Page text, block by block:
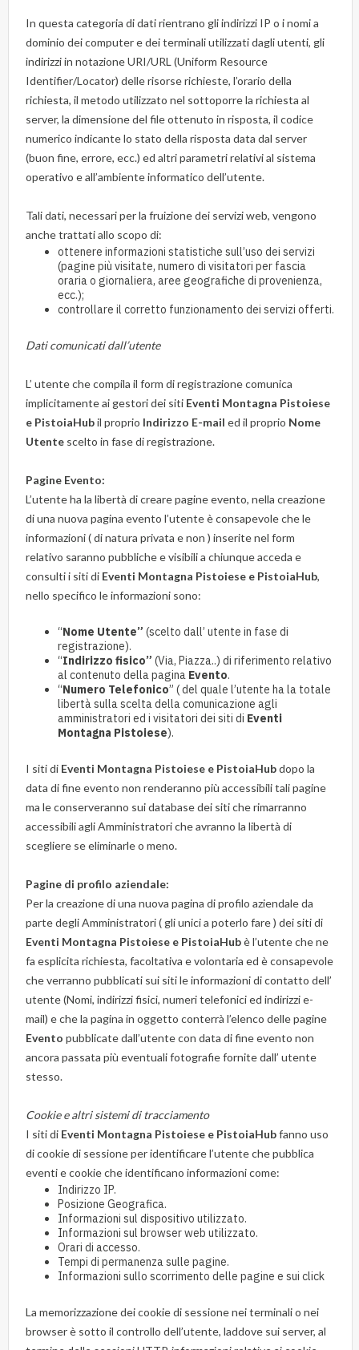
In questa categoria di dati rientrano gli indirizzi IP o i nomi a
dominio dei computer e dei terminali utilizzati dagli utenti, gli
indirizzi in notazione URI/URL (Uniform Resource
Identifier/Locator) delle risorse richieste, l’orario della
richiesta, il metodo utilizzato nel sottoporre la richiesta al
server, la dimensione del file ottenuto in risposta, il codice
numerico indicante lo stato della risposta data dal server
(buon fine, errore, ecc.) ed altri parametri relativi al sistema
operativo e all’ambiente informatico dell’utente.
Tali dati, necessari per la fruizione dei servizi web, vengono
anche trattati allo scopo di:
ottenere informazioni statistiche sull’uso dei servizi
(pagine più visitate, numero di visitatori per fascia
oraria o giornaliera, aree geografiche di provenienza,
ecc.);
controllare il corretto funzionamento dei servizi offerti.
Dati comunicati dall’utente
L’ utente che compila il form di registrazione comunica
implicitamente ai gestori dei siti Eventi Montagna Pistoiese
e PistoiaHubil proprio Indirizzo E-mail ed il proprio Nome
Utente scelto in fase di registrazione.
Pagine Evento:
L’utente ha la libertà di creare pagine evento, nella creazione
di una nuova pagina evento l’utente è consapevole che le
informazioni ( di natura privata e non ) inserite nel form
relativo saranno pubbliche e visibili a chiunque acceda e
consulti i siti di Eventi Montagna Pistoiese e PistoiaHub,
nello specifico le informazioni sono:
“Nome Utente”(scelto dall’ utente in fase di
registrazione).
“Indirizzo fisico” (Via, Piazza..) di riferimento relativo
al contenuto della pagina Evento.
“Numero Telefonico” ( del quale l’utente ha la totale
libertà sulla scelta della comunicazione agli
amministratori ed i visitatori dei siti di Eventi
Montagna Pistoiese).
I siti di Eventi Montagna Pistoiese e PistoiaHubdopo la
data di fine evento non renderanno più accessibili tali pagine
ma le conserveranno sui database dei siti che rimarranno
accessibili agli Amministratori che avranno la libertà di
scegliere se eliminarle o meno.
Pagine di profilo aziendale:
Per la creazione di una nuova pagina di profilo aziendale da
parte degli Amministratori ( gli unici a poterlo fare ) dei siti di
Eventi Montagna Pistoiese e PistoiaHubè l’utente che ne
fa esplicita richiesta, facoltativa e volontaria ed è consapevole
che verranno pubblicati sui siti le informazioni di contatto dell’
utente (Nomi, indirizzi fisici, numeri telefonici ed indirizzi e-
mail) e che la pagina in oggetto conterrà l’elenco delle pagine
Evento pubblicate dall’utente con data di fine evento non
ancora passata più eventuali fotografie fornite dall’ utente
stesso.
Cookie e altri sistemi di tracciamento
I siti di Eventi Montagna Pistoiese e PistoiaHubfanno uso
di cookie di sessione per identificare l’utente che pubblica
eventi e cookie che identificano informazioni come:
Indirizzo IP.
Posizione Geografica.
Informazioni sul dispositivo utilizzato.
Informazioni sul browser web utilizzato.
Orari di accesso.
Tempi di permanenza sulle pagine.
Informazioni sullo scorrimento delle pagine e sui click
La memorizzazione dei cookie di sessione nei terminali o nei
browser è sotto il controllo dell’utente, laddove sui server, al